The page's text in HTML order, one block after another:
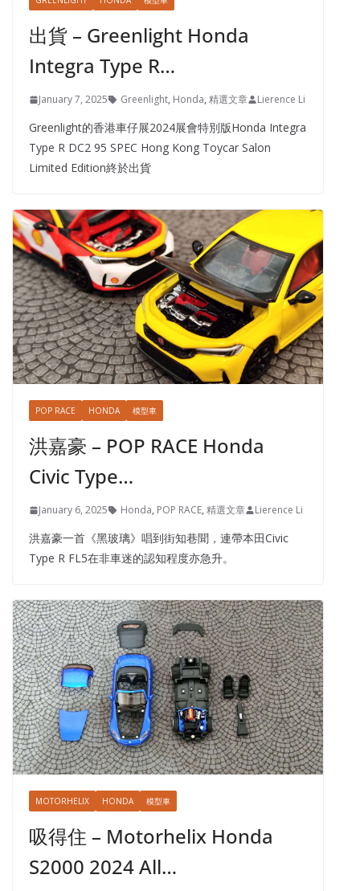
出貨 – Greenlight Honda
Integra Type R…
January 7, 2025 Greenlight, Honda, 精選文章 Lierence Li
Greenlight的香港車仔展2024展會特別版Honda Integra
Type R DC2 95 SPEC Hong Kong Toycar Salon
Limited Edition終於出貨
POP RACE HONDA 模型車
洪嘉豪 – POP RACE Honda
Civic Type…
January 6, 2025 Honda, POP RACE, 精選文章 Lierence Li
洪嘉豪一首《黑玻璃》唱到街知巷聞，連帶本田Civic
Type R FL5在非車迷的認知程度亦急升。
MOTORHELIX HONDA 模型車
吸得住 – Motorhelix Honda
S2000 2024 All…